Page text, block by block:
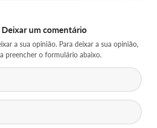
Deixar um comentário
a sua opinião. Para deixar a sua opinião,
preencher o formulário abaixo.